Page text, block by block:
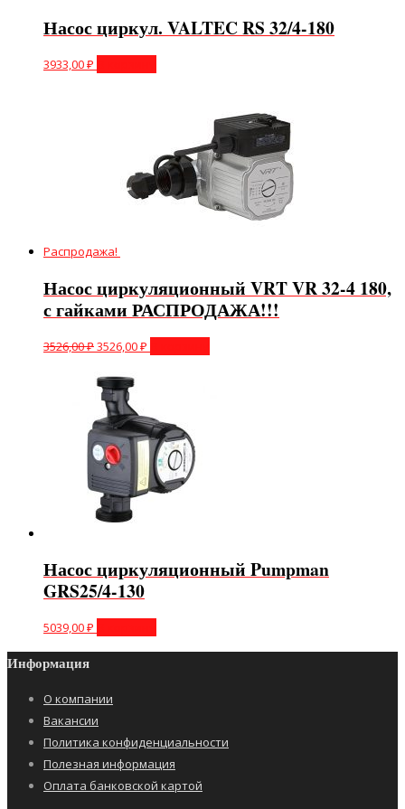
Насос циркул. VALTEC RS 32/4-180
3933,00₽
Распродажа!
Насос циркуляционный VRT VR 32-4 180,
с гайками РАСПРОДАЖА!!!
3526,00₽3526,00₽
Насос циркуляционный Pumpman
GRS25/4-130
5039,00₽
Информация
О компании
Вакансии
Политика конфиденциальности
Полезная информация
Оплата банковской картой